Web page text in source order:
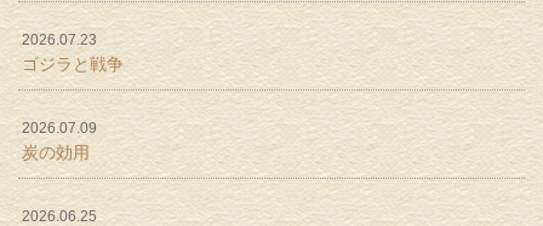
2026.07.23
ゴジラと戦争
2026.07.09
炭の効用
2026.06.25